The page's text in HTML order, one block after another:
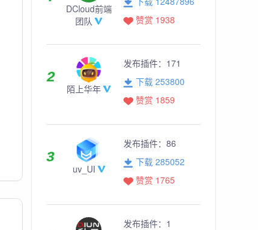
DCloud前端
团队
赞赏 1938
陌上华年
发布插件： 171
下载 253800
赞赏 1859
uv_UI
发布插件： 86
下载 285052
赞赏 1765
发布插件： 1